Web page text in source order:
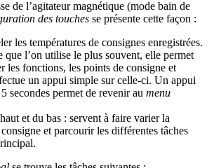
de l’agitateur magnétique (mode bain de
des touches se présente cette façon :
les températures de consignes enregistrées.
que l’on utilise le plus souvent, elle permet
les fonctions, les points de consigne et
un appui simple sur celle-ci. Un appui
secondes permet de revenir au menu
et du bas : servent à faire varier la
et parcourir les différentes tâches